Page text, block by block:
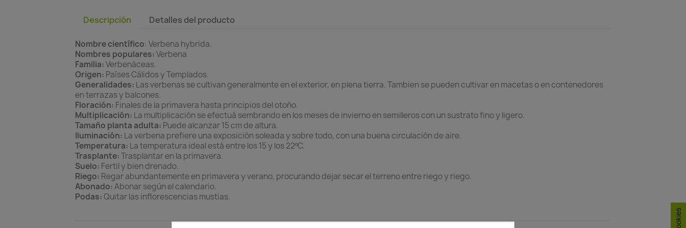
Descripción Detalles del producto
Nombre científico: Verbena hybrida.
Nombres populares:Verbena
Familia:Verbenáceas.
Origen: Países Cálidos y Templados.
Generalidades: Las verbenas se cultivan generalmente en el exterior, en plena tierra. Tambien se pueden cultivar en macetas o en contenedores
en terrazas y balcones.
Floración: Finales de la primavera hasta principios del otoño.
Multiplicación: La multiplicación se efectuá sembrando en los meses de invierno en semilleros con un sustrato fino y ligero.
Tamaño planta adulta: Puede alcanzar 15 cm de altura.
Iluminación: La verbena prefiere una exposición soleada y sobre todo, con una buena circulación de aire.
Temperatura: La temperatura ideal está entre los 15 y los 22ºC.
Trasplante:Trasplantar en la primavera.
Suelo: Fertil y bien drenado.
Riego: Regar abundantemente en primavera y verano, procurando dejar secar el terreno entre riego y riego.
Abonado:Abonar según el calendario.
Podas: Quitar las inflorescencias mustias.